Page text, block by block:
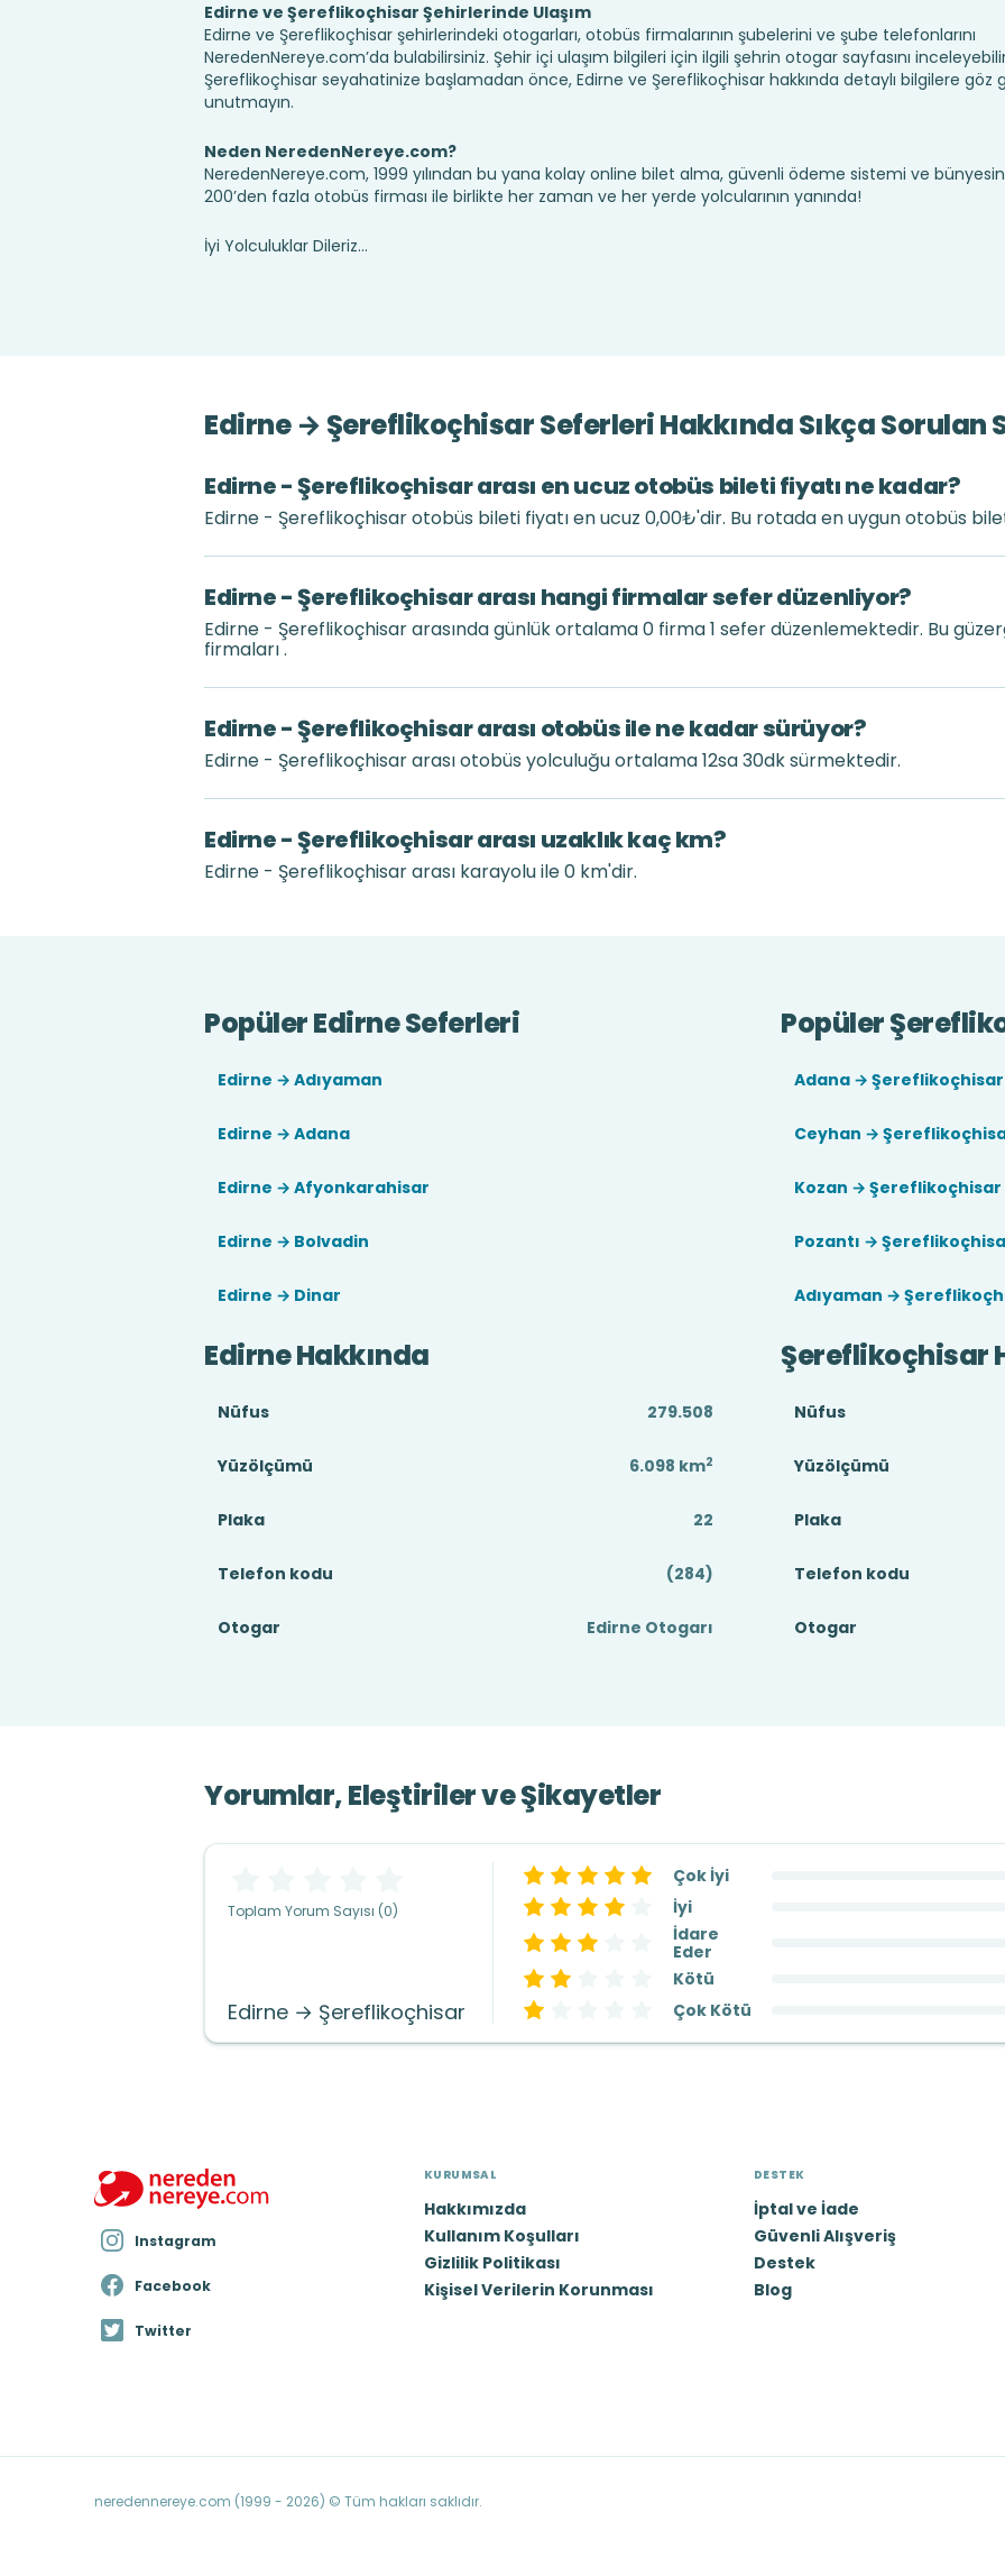
Edirne ve Şereflikoçhisar Şehirlerinde Ulaşım
Edirne ve Şereflikoçhisar şehirlerindeki otogarları, otobüs firmalarının şubelerini ve şube telefonlarını
NeredenNereye.com’da bulabilirsiniz. Şehir içi ulaşım bilgileri için ilgili şehrin otogar sayfasını
Şereflikoçhisar seyahatinize başlamadan önce, Edirne ve Şereflikoçhisar hakkında detaylı bilgilere göz
unutmayın.
Neden NeredenNereye.com?
NeredenNereye.com, 1999 yılından bu yana kolay online bilet alma, güvenli ödeme sistemi ve
200’den fazla otobüs firması ile birlikte her zaman ve her yerde yolcularının yanında!
İyi Yolculuklar Dileriz...
Edirne → Şereflikoçhisar Seferleri Hakkında Sıkça Sorulan
Edirne - Şereflikoçhisar arası en ucuz otobüs bileti fiyatı ne kadar?
Edirne - Şereflikoçhisar otobüs bileti fiyatı en ucuz 0,00₺'dir. Bu rotada en uygun otobüs
Edirne - Şereflikoçhisar arası hangi firmalar sefer düzenliyor?
Edirne - Şereflikoçhisar arasında günlük ortalama 0 firma 1 sefer düzenlemektedir. Bu
firmaları .
Edirne - Şereflikoçhisar arası otobüs ile ne kadar sürüyor?
Edirne - Şereflikoçhisar arası otobüs yolculuğu ortalama 12sa 30dk sürmektedir.
Edirne - Şereflikoçhisar arası uzaklık kaç km?
Edirne - Şereflikoçhisar arası karayolu ile 0 km'dir.
Popüler Edirne Seferleri
Edirne → Adıyaman
Edirne → Adana
Edirne → Afyonkarahisar
Edirne → Bolvadin
Edirne → Dinar
Popüler
Adana → Şereflikoçhisar
Ceyhan →
Kozan → Şereflikoçhisar
Pozantı →
Adıyaman →
Edirne Hakkında
Nüfus 279.508
Yüzölçümü 6.098 km2
Plaka 22
Telefon kodu (284)
Otogar Edirne Otogarı
Şereflikoçhisar
Nüfus
Yüzölçümü
Plaka
Telefon kodu
Otogar
Yorumlar, Eleştiriler ve Şikayetler
Toplam Yorum Sayısı (0)
Edirne → Şereflikoçhisar
Çok İyi
İyi
İdare
Eder
Kötü
Çok Kötü
Instagram
Facebook
Twitter
KURUMSAL
Hakkımızda
Kullanım Koşulları
Gizlilik Politikası
Kişisel Verilerin Korunması
DESTEK
İptal ve İade
Güvenli Alışveriş
Destek
Blog
neredennereye.com (1999 - 2026) © Tüm hakları saklıdır.